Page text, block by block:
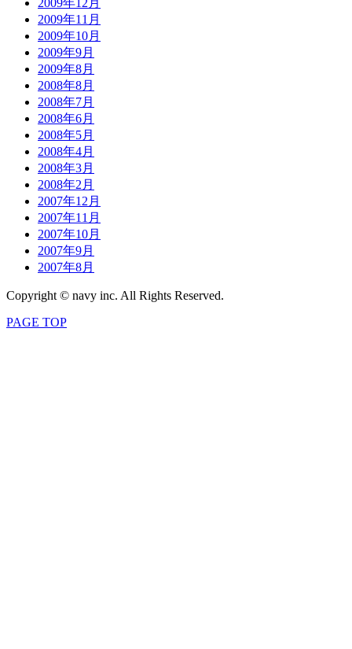
2009年12月
2009年11月
2009年10月
2009年9月
2009年8月
2008年8月
2008年7月
2008年6月
2008年5月
2008年4月
2008年3月
2008年2月
2007年12月
2007年11月
2007年10月
2007年9月
2007年8月
Copyright © navy inc. All Rights Reserved.
PAGE TOP